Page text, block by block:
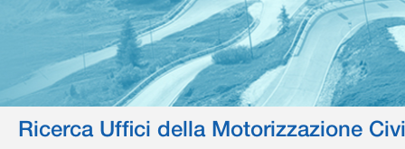
Ricerca Uffici della Motorizzazione